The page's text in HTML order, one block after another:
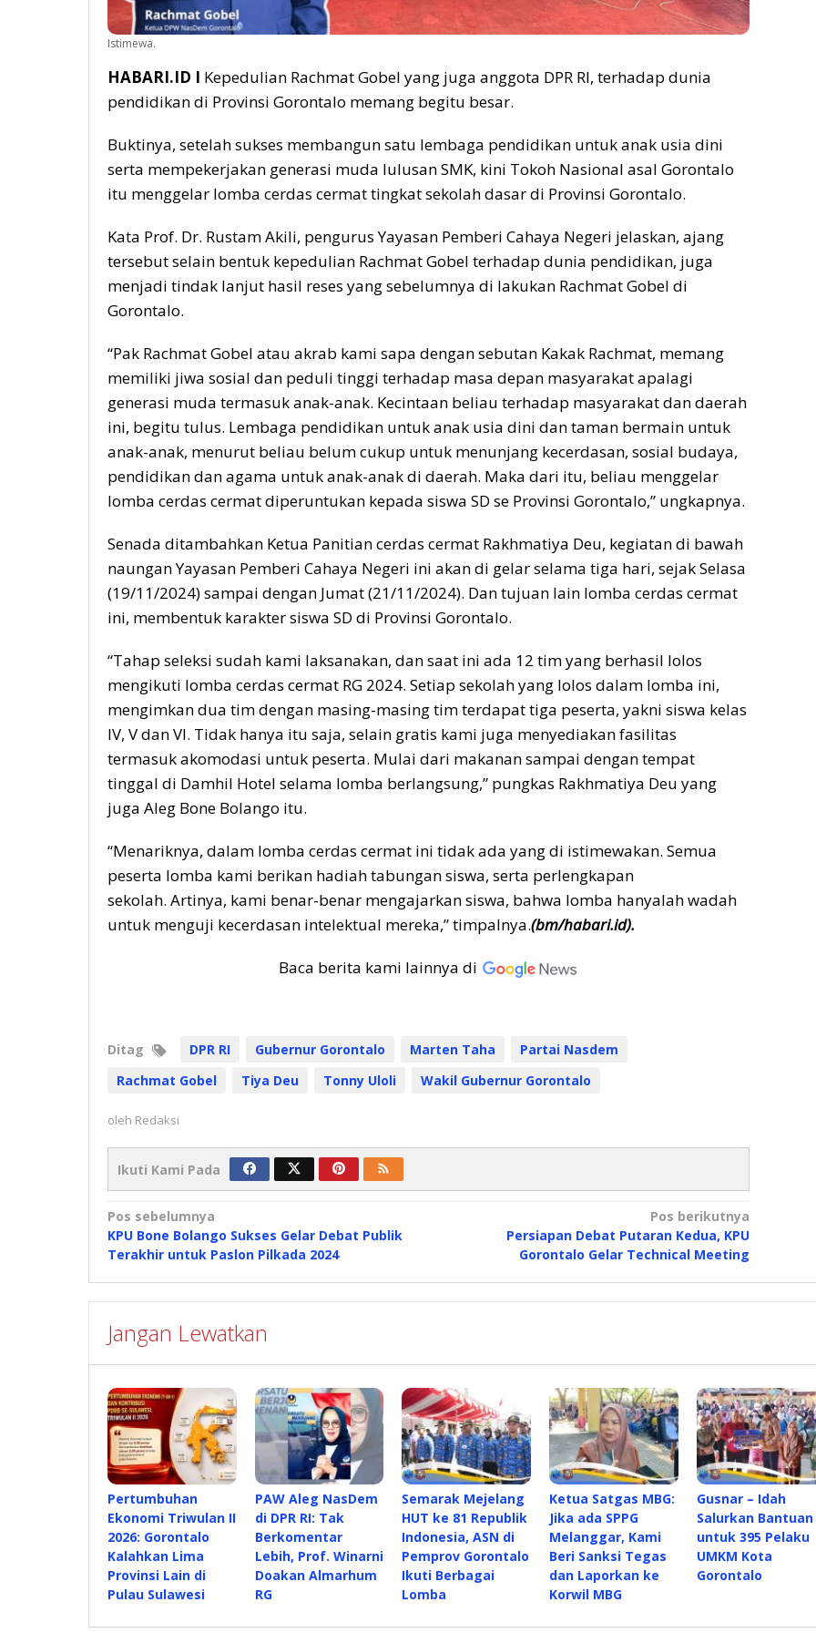
Istimewa.
HABARI.ID I Kepedulian Rachmat Gobel yang juga anggota DPR RI, terhadap dunia
pendidikan di Provinsi Gorontalo memang begitu besar.
Buktinya, setelah sukses membangun satu lembaga pendidikan untuk anak usia dini
serta mempekerjakan generasi muda lulusan SMK, kini Tokoh Nasional asal Gorontalo
itu menggelar lomba cerdas cermat tingkat sekolah dasar di Provinsi Gorontalo.
Kata Prof. Dr. Rustam Akili, pengurus Yayasan Pemberi Cahaya Negeri jelaskan, ajang
tersebut selain bentuk kepedulian Rachmat Gobel terhadap dunia pendidikan, juga
menjadi tindak lanjut hasil reses yang sebelumnya di lakukan Rachmat Gobel di
Gorontalo.
“Pak Rachmat Gobel atau akrab kami sapa dengan sebutan Kakak Rachmat, memang
memiliki jiwa sosial dan peduli tinggi terhadap masa depan masyarakat apalagi
generasi muda termasuk anak-anak. Kecintaan beliau terhadap masyarakat dan daerah
ini, begitu tulus. Lembaga pendidikan untuk anak usia dini dan taman bermain untuk
anak-anak, menurut beliau belum cukup untuk menunjang kecerdasan, sosial budaya,
pendidikan dan agama untuk anak-anak di daerah. Maka dari itu, beliau menggelar
lomba cerdas cermat diperuntukan kepada siswa SD se Provinsi Gorontalo,” ungkapnya.
Senada ditambahkan Ketua Panitian cerdas cermat Rakhmatiya Deu, kegiatan di bawah
naungan Yayasan Pemberi Cahaya Negeri ini akan di gelar selama tiga hari, sejak Selasa
(19/11/2024) sampai dengan Jumat (21/11/2024). Dan tujuan lain lomba cerdas cermat
ini, membentuk karakter siswa SD di Provinsi Gorontalo.
“Tahap seleksi sudah kami laksanakan, dan saat ini ada 12 tim yang berhasil lolos
mengikuti lomba cerdas cermat RG 2024. Setiap sekolah yang lolos dalam lomba ini,
mengimkan dua tim dengan masing-masing tim terdapat tiga peserta, yakni siswa kelas
IV, V dan VI. Tidak hanya itu saja, selain gratis kami juga menyediakan fasilitas
termasuk akomodasi untuk peserta. Mulai dari makanan sampai dengan tempat
tinggal di Damhil Hotel selama lomba berlangsung,” pungkas Rakhmatiya Deu yang
juga Aleg Bone Bolango itu.
“Menariknya, dalam lomba cerdas cermat ini tidak ada yang di istimewakan. Semua
peserta lomba kami berikan hadiah tabungan siswa, serta perlengkapan
sekolah. Artinya, kami benar-benar mengajarkan siswa, bahwa lomba hanyalah wadah
untuk menguji kecerdasan intelektual mereka,” timpalnya.(bm/habari.id).
Baca berita kami lainnya di
Ditag DPR RI Gubernur Gorontalo Marten Taha
Partai Nasdem
Rachmat Gobel
Tiya Deu Tonny Uloli Wakil Gubernur Gorontalo
oleh Redaksi
Ikuti Kami Pada
Navigasi
pos
Pos sebelumnya
KPU Bone Bolango Sukses Gelar Debat Publik
Terakhir untuk Paslon Pilkada 2024
Pos berikutnya
Persiapan Debat Putaran Kedua, KPU
Gorontalo Gelar Technical Meeting
Jangan Lewatkan
Pertumbuhan
Ekonomi Triwulan II
2026: Gorontalo
Kalahkan Lima
Provinsi Lain di
Pulau Sulawesi
PAW Aleg NasDem
di DPR RI: Tak
Berkomentar
Lebih, Prof. Winarni
Doakan Almarhum
RG
Semarak Mejelang
HUT ke 81 Republik
Indonesia, ASN di
Pemprov Gorontalo
Ikuti Berbagai
Lomba
Ketua Satgas MBG:
Jika ada SPPG
Melanggar, Kami
Beri Sanksi Tegas
dan Laporkan ke
Korwil MBG
Gusnar – Idah
Salurkan Bantuan
untuk 395 Pelaku
UMKM Kota
Gorontalo